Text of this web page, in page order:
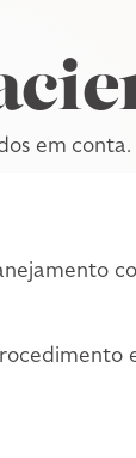
em conta.